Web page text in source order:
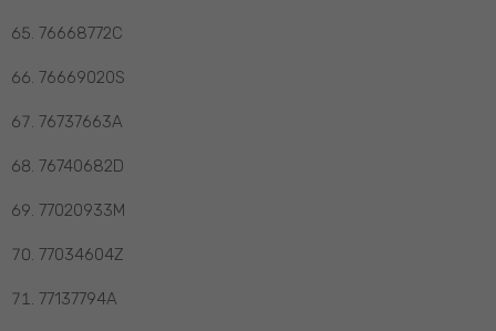
76668772C
76669020S
76737663A
76740682D
77020933M
77034604Z
77137794A